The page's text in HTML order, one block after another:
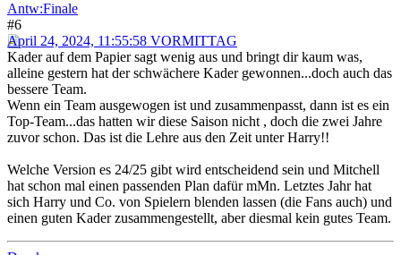
Antw:Finale
#6
April 24, 2024, 11:55:58 VORMITTAG
Kader auf dem Papier sagt wenig aus und bringt dir kaum was,
alleine gestern hat der schwächere Kader gewonnen...doch auch das
bessere Team.
Wenn ein Team ausgewogen ist und zusammenpasst, dann ist es ein
Top-Team...das hatten wir diese Saison nicht , doch die zwei Jahre
zuvor schon. Das ist die Lehre aus den Zeit unter Harry!!
Welche Version es 24/25 gibt wird entscheidend sein und Mitchell
hat schon mal einen passenden Plan dafür mMn. Letztes Jahr hat
sich Harry und Co. von Spielern blenden lassen (die Fans auch) und
einen guten Kader zusammengestellt, aber diesmal kein gutes Team.